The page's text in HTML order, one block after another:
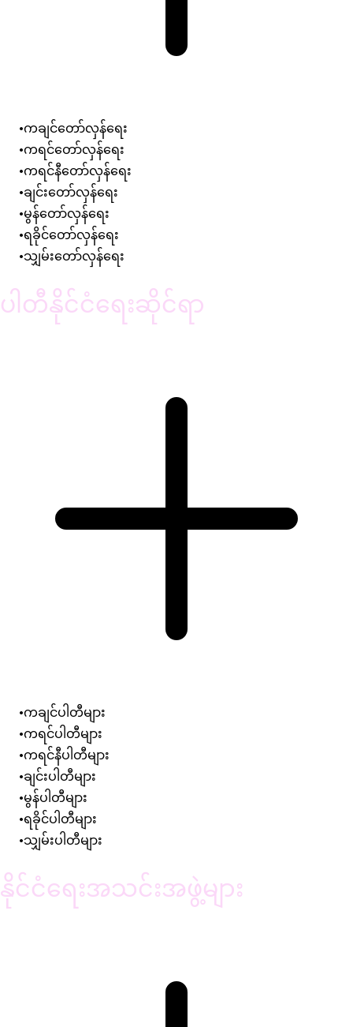
ကချင်တော်လှန်ရေး
ကရင်တော်လှန်ရေး
ကရင်နီတော်လှန်ရေး
ချင်းတော်လှန်ရေး
မွန်တော်လှန်ရေး
ရခိုင်တော်လှန်ရေး
သျှမ်းတော်လှန်ရေး
ပါတီနိုင်ငံရေးဆိုင်ရာ
ကချင်ပါတီများ
ကရင်ပါတီများ
ကရင်နီပါတီများ
ချင်းပါတီများ
မွန်ပါတီများ
ရခိုင်ပါတီများ
သျှမ်းပါတီများ
နိုင်ငံရေးအသင်းအဖွဲ့များ